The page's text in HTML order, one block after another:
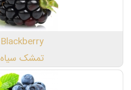
Blackberry
تمشک سیاه